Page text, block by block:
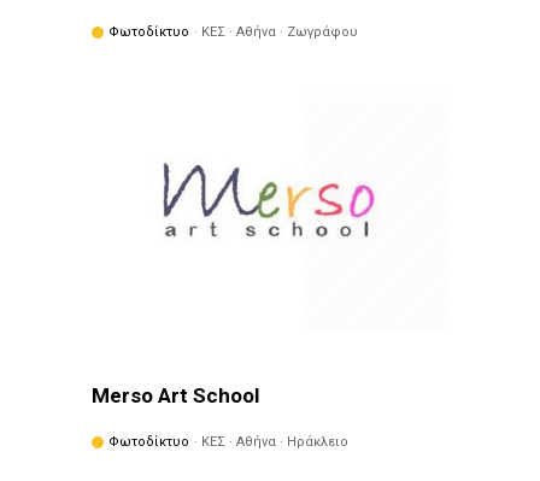
Φωτοδίκτυο · ΚΕΣ · Αθήνα · Ζωγράφου
Merso Art School
Φωτοδίκτυο · ΚΕΣ · Αθήνα · Ηράκλειο